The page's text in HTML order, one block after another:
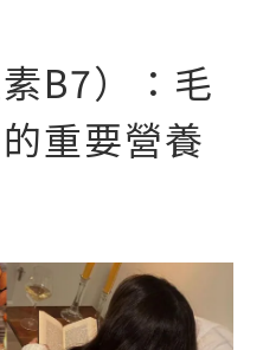
B7）：毛
重要營養